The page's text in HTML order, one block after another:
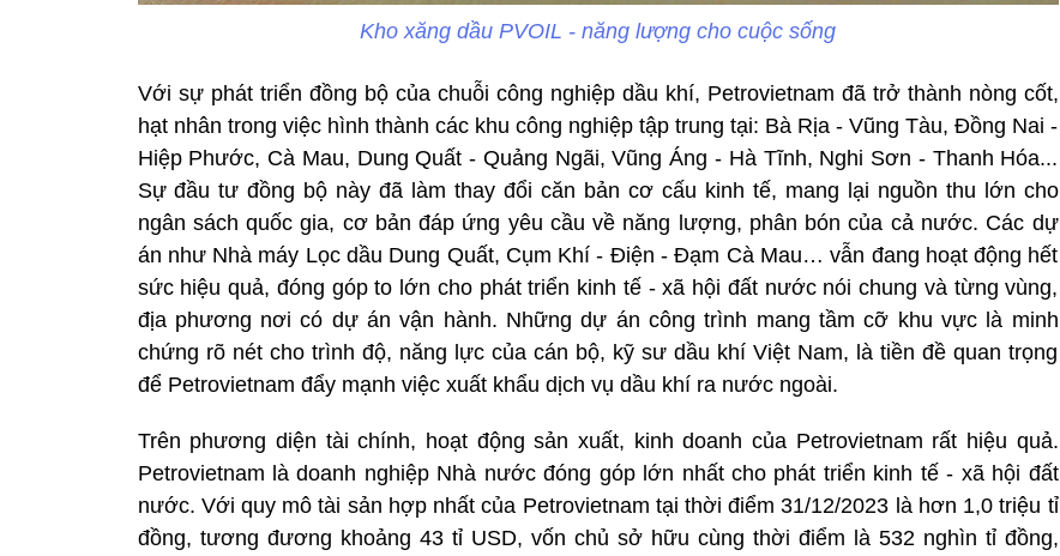
Kho xăng dầu PVOIL - năng lượng cho cuộc sống
Với sự phát triển đồng bộ của chuỗi công nghiệp dầu khí, Petrovietnam đã trở thành nòng cốt,
hạt nhân trong việc hình thành các khu công nghiệp tập trung tại: Bà Rịa - Vũng Tàu, Đồng Nai -
Hiệp Phước, Cà Mau, Dung Quất - Quảng Ngãi, Vũng Áng - Hà Tĩnh, Nghi Sơn - Thanh Hóa...
Sự đầu tư đồng bộ này đã làm thay đổi căn bản cơ cấu kinh tế, mang lại nguồn thu lớn cho
ngân sách quốc gia, cơ bản đáp ứng yêu cầu về năng lượng, phân bón của cả nước. Các dự
án như Nhà máy Lọc dầu Dung Quất, Cụm Khí - Điện - Đạm Cà Mau… vẫn đang hoạt động hết
sức hiệu quả, đóng góp to lớn cho phát triển kinh tế - xã hội đất nước nói chung và từng vùng,
địa phương nơi có dự án vận hành. Những dự án công trình mang tầm cỡ khu vực là minh
chứng rõ nét cho trình độ, năng lực của cán bộ, kỹ sư dầu khí Việt Nam, là tiền đề quan trọng
để Petrovietnam đẩy mạnh việc xuất khẩu dịch vụ dầu khí ra nước ngoài.
Trên phương diện tài chính, hoạt động sản xuất, kinh doanh của Petrovietnam rất hiệu quả.
Petrovietnam là doanh nghiệp Nhà nước đóng góp lớn nhất cho phát triển kinh tế - xã hội đất
nước. Với quy mô tài sản hợp nhất của Petrovietnam tại thời điểm 31/12/2023 là hơn 1,0 triệu tỉ
đồng, tương đương khoảng 43 tỉ USD, vốn chủ sở hữu cùng thời điểm là 532 nghìn tỉ đồng,